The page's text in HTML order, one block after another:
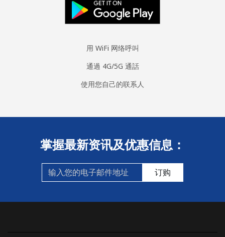
用 WiFi 网络呼叫
通過 4G/5G 通話
使用您自己的联系人
掌握最新资讯及优惠信息：
订购